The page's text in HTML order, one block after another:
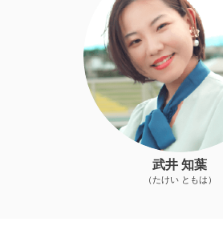
武井 知葉
（たけい ともは）